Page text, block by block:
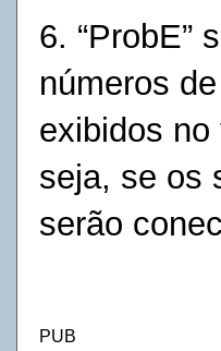
6. “ProbE”
números
exibidos no
seja, se os
serão
PUB